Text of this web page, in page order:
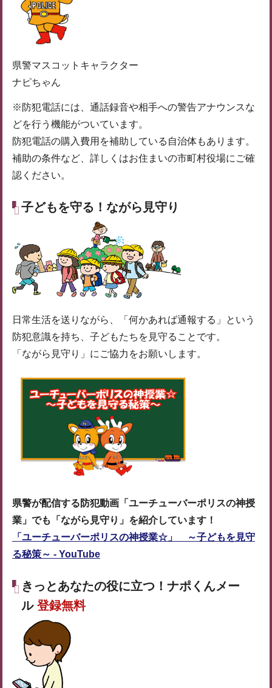
県警マスコットキャラクター
ナピちゃん
※防犯電話には、通話録音や相手への警告アナウンスな
どを行う機能がついています。
防犯電話の購入費用を補助している自治体もあります。
補助の条件など、詳しくはお住まいの市町村役場にご確
認ください。
子どもを守る！ながら見守り
日常生活を送りながら、「何かあれば通報する」という
防犯意識を持ち、子どもたちを見守ることです。
「ながら見守り」にご協力をお願いします。
県警が配信する防犯動画「ユーチューバーポリスの神授
業」でも「ながら見守り」を紹介しています！
「ユーチューバーポリスの神授業☆」 ～子どもを見守
る秘策～ - YouTube
きっとあなたの役に立つ！ナポくんメー
ル 登録無料